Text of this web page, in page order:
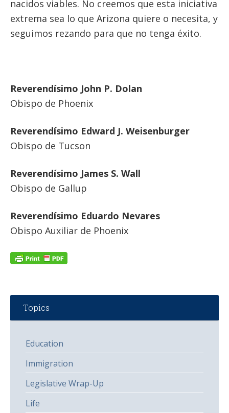
nacidos viables. No creemos que esta iniciativa
extrema sea lo que Arizona quiere o necesita, y
seguimos rezando para que no tenga éxito.
Reverendísimo John P. Dolan
Obispo de Phoenix
Reverendísimo Edward J. Weisenburger
Obispo de Tucson
Reverendísimo James S. Wall
Obispo de Gallup
Reverendísimo Eduardo Nevares
Obispo Auxiliar de Phoenix
Topics
Education
Immigration
Legislative Wrap-Up
Life